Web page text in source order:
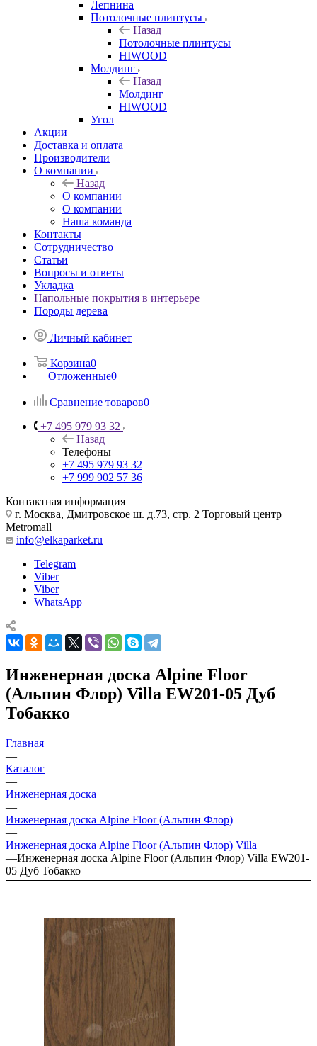
Лепнина
Потолочные плинтусы
Назад
Потолочные плинтусы
HIWOOD
Молдинг
Назад
Молдинг
HIWOOD
Угол
Акции
Доставка и оплата
Производители
О компании
Назад
О компании
О компании
Наша команда
Контакты
Сотрудничество
Статьи
Вопросы и ответы
Укладка
Напольные покрытия в интерьере
Породы дерева
Личный кабинет
Корзина0
Отложенные0
Сравнение товаров0
+7 495 979 93 32
Назад
Телефоны
+7 495 979 93 32
+7 999 902 57 36
Контактная информация
г. Москва, Дмитровское ш. д.73, стр. 2 Торговый центр
Metromall
info@elkaparket.ru
Telegram
Viber
Viber
WhatsApp
Инженерная доска Alpine Floor
(Альпин Флор) Villa EW201-05 Дуб
Тобакко
Главная
—
Каталог
—
Инженерная доска
—
Инженерная доска Alpine Floor (Альпин Флор)
—
Инженерная доска Alpine Floor (Альпин Флор) Villa
—Инженерная доска Alpine Floor (Альпин Флор) Villa EW201-
05 Дуб Тобакко